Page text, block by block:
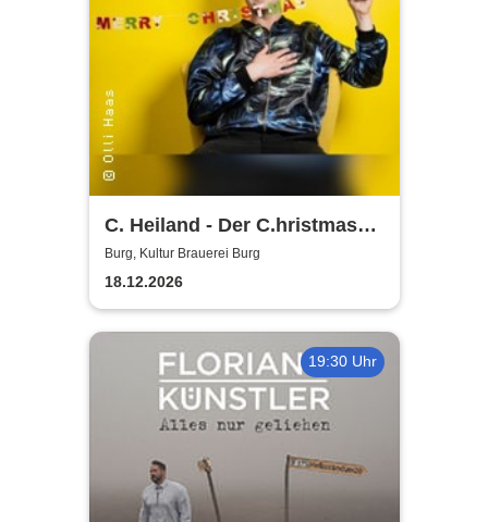
C. Heiland - Der C.hristmas
Planner
Burg, Kultur Brauerei Burg
18.12.2026
19:30 Uhr